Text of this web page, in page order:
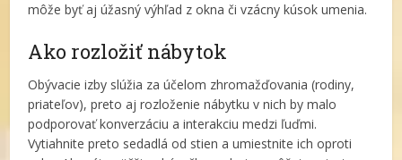
môže byť aj úžasný výhľad z okna či vzácny kúsok umenia.
Ako rozložiť nábytok
Obývacie izby slúžia za účelom zhromažďovania (rodiny,
priateľov), preto aj rozloženie nábytku v nich by malo
podporovať konverzáciu a interakciu medzi ľuďmi.
Vytiahnite preto sedadlá od stien a umiestnite ich oproti